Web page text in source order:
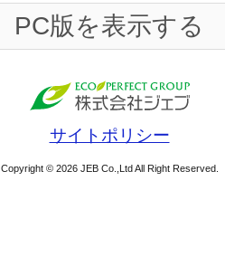
PC版を表示する
サイトポリシー
Copyright © 2026 JEB Co.,Ltd All Right Reserved.